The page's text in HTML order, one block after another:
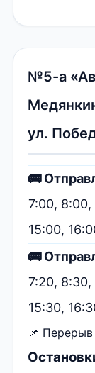
№5-а
ул.
🚌
7:00, 8:00,
15:00,
🚌
7:20, 8:30,
15:30,
📌